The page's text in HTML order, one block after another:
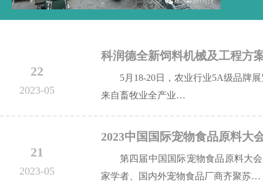
22
2023-05
科润德全新饲料机械及工程方
5月18-20日，农业行业5A级品牌
来自畜牧业全产业…
21
2023-05
2023中国国际宠物食品原料大
第四届中国国际宠物食品原料大
家学者、国内外宠物食品厂商齐聚苏…